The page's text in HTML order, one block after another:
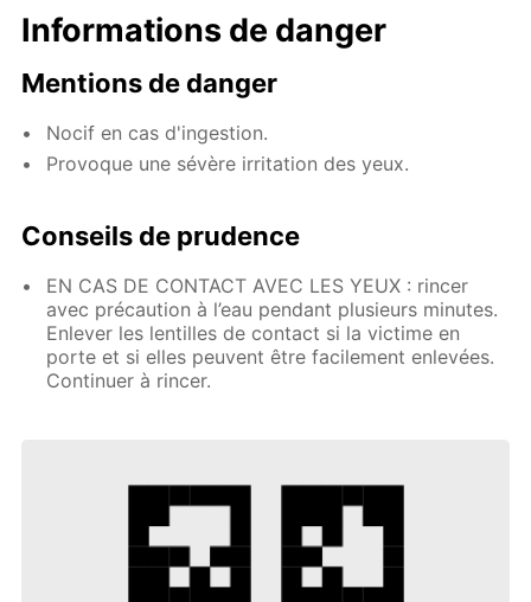
Informations de danger
Mentions de danger
Nocif en cas d'ingestion.
Provoque une sévère irritation des yeux.
Conseils de prudence
EN CAS DE CONTACT AVEC LES YEUX : rincer
avec précaution à l’eau pendant plusieurs minutes.
Enlever les lentilles de contact si la victime en
porte et si elles peuvent être facilement enlevées.
Continuer à rincer.